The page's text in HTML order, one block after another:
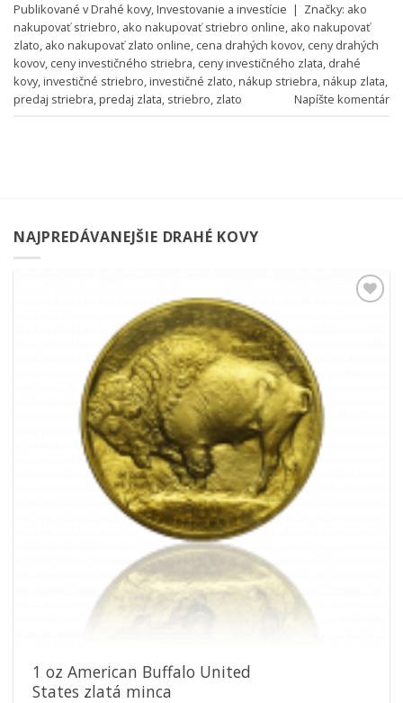
Publikované vDrahé kovy,Investovanie a investície | Značky: ako
nakupovať striebro, ako nakupovať striebro online, ako nakupovať
zlato, ako nakupovať zlato online, cena drahých kovov, ceny drahých
kovov, ceny investičného striebra, ceny investičného zlata, drahé
kovy,investičné striebro,investičné zlato,nákup striebra,nákup zlata,
predaj striebra,predaj zlata, striebro, zlato Napíšte komentár
NAJPREDÁVANEJŠIE DRAHÉ KOVY
1 oz American Buffalo United
States zlatá minca